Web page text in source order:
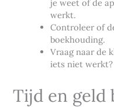
je weet of de
werkt.
Controleer of
boekhouding.
Vraag naar de
iets niet werkt?
Tijd en geld